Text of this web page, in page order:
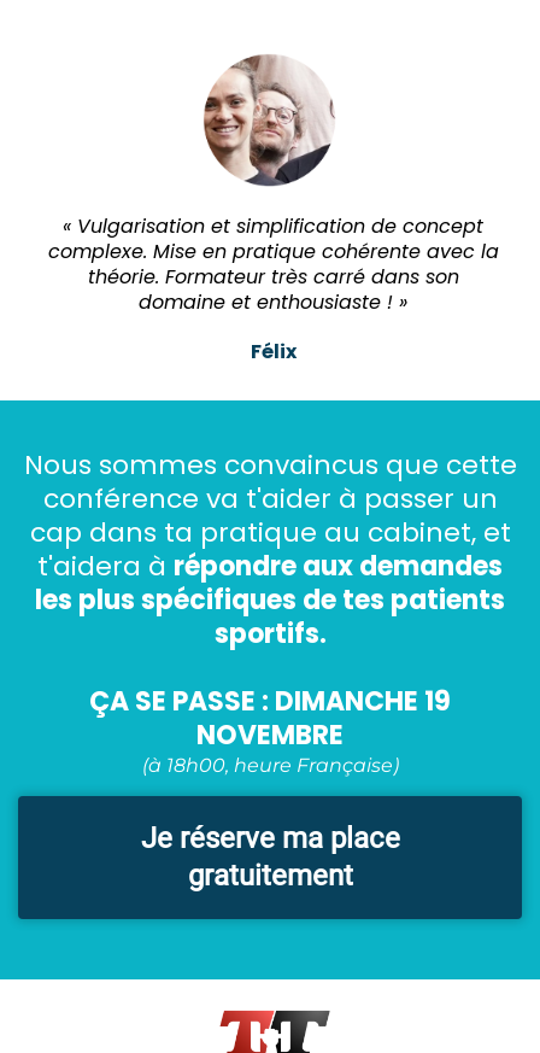
« Vulgarisation et simplification de concept
complexe. Mise en pratique cohérente avec la
théorie. Formateur très carré dans son
domaine et enthousiaste ! »
Félix
Nous sommes convaincus que cette
conférence va t'aider à passer un
cap dans ta pratique au cabinet, et
t'aidera à répondre aux demandes
les plus spécifiques de tes patients
sportifs.
ÇA SE PASSE : DIMANCHE 19
NOVEMBRE
(à 18h00, heure Française)
Je réserve ma place
gratuitement